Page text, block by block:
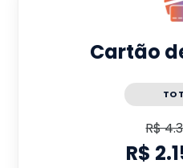
Cartão
R$
R$